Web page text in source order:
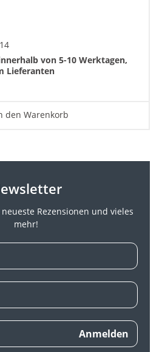
von 5-10 Werktagen,
Lieferanten
den Warenkorb
neueste Rezensionen und vieles
mehr!